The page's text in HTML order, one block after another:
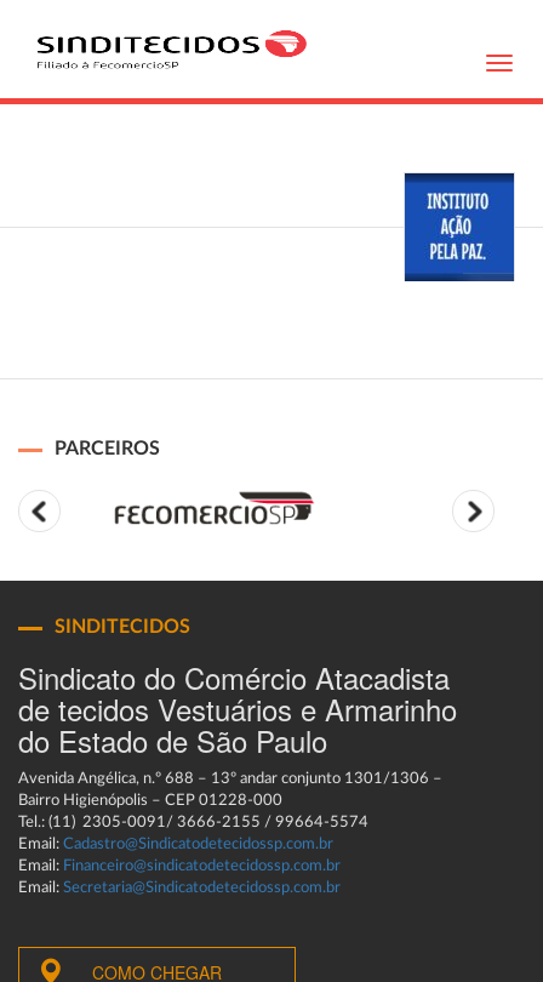
PARCEIROS
SINDITECIDOS
Sindicato do Comércio Atacadista
de tecidos Vestuários e Armarinho
do Estado de São Paulo
Avenida Angélica, n.º 688 – 13º andar conjunto 1301/1306 –
Bairro Higienópolis – CEP 01228-000
Tel.: (11) 2305-0091/ 3666-2155 / 99664-5574
Email: Cadastro@Sindicatodetecidossp.com.br
Email: Financeiro@sindicatodetecidossp.com.br
Email: Secretaria@Sindicatodetecidossp.com.br
COMO CHEGAR